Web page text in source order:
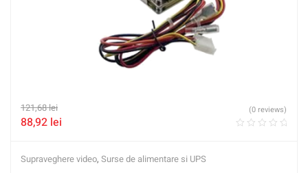
121,68lei
88,92 lei
(0 reviews)
Supraveghere video, Surse de alimentare si UPS